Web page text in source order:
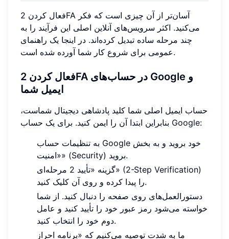
فعال کردن 2FA آسان‌تر از آن چیزی است که فکر
می‌کنید. اکثر سرویس‌های آنلاین اصلی این فرآیند را به
چند مرحله ساده تبدیل کرده‌اند. در اینجا یک راهنمای
عمومی برای شروع کار شما آورده شده است.
فعال کردن 2FA در حساب‌های Google و
ایمیل شما
حساب ایمیل اصلی شما کلید پادشاهی دیجیتال شماست،
بنابراین ابتدا آن را ایمن کنید. برای یک حساب Google:
به تنظیمات حساب Google خود بروید و به بخش
«امنیت» (Security) بروید.
گزینه «تأیید 2 مرحله‌ای» (2-Step Verification)
را پیدا کرده و روی آن کلیک کنید.
دستورالعمل‌های روی صفحه را دنبال کنید. از شما
خواسته می‌شود رمز عبور خود را تأیید کنید و عامل
دوم خود را انتخاب کنید.
ما به شدت توصیه می‌کنیم که «برنامه احراز